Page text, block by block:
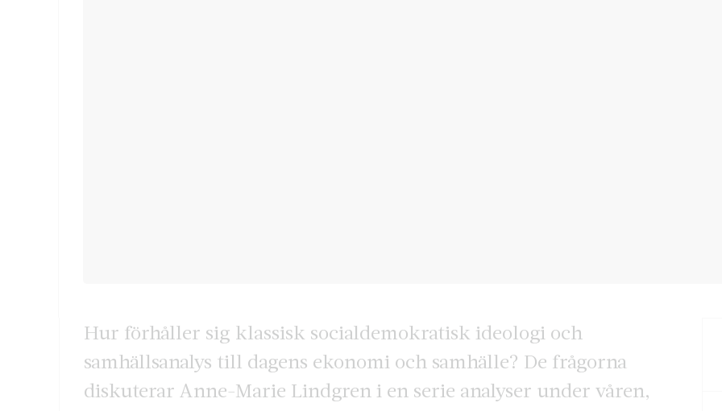
Hur förhåller sig klassisk socialdemokratisk ideologi och
samhällsanalys till dagens ekonomi och samhälle? De frågorna
diskuterar Anne-Marie Lindgren i en serie analyser under våren,